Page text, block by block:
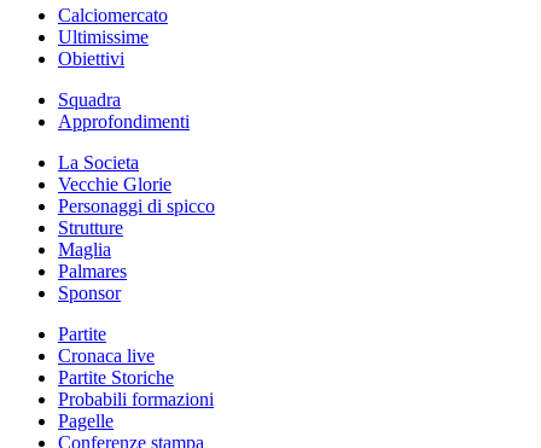
Calciomercato
Ultimissime
Obiettivi
Squadra
Approfondimenti
La Societa
Vecchie Glorie
Personaggi di spicco
Strutture
Maglia
Palmares
Sponsor
Partite
Cronaca live
Partite Storiche
Probabili formazioni
Pagelle
Conferenze stampa